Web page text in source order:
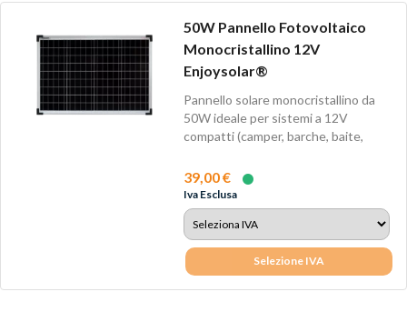
50W Pannello Fotovoltaico
Monocristallino 12V
Enjoysolar®
Pannello solare monocristallino da
50W ideale per sistemi a 12V
compatti (camper, barche, baite,
39,00 €
Iva Esclusa
Selezione IVA